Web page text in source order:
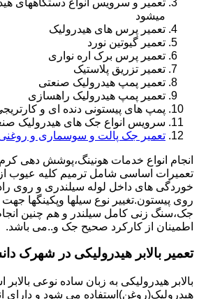
میشود
تعمیر پرس های هیدرولیک
تعمیر گیوتین نورد
تعمیر پرس برک اره نواری
تعمیر تزریق پلاستیک
تعمیر پمپ هیدرولیک صنعتی
تعمیر پمپ هیدرولیک راهسازی
پمپ های پیستونی دنده ای و
سرویس انواع جک های هیدرولیک
تعمیر جک پالت و سوسماری و
انجام انواع خدمات هونینگ،پوشش دهی
تعمیرات اساسی شامل ترمیم کلیه عیوب
خوردگی های داخل لوله سیلندری و روی
روی پیستون.تغییر نوع سیلها وپکینگها جهت
جک،سنگ زنی کامل سیلندر و هم چنین
اطمینان از کارکرد صحیح جک و..می باشد.
تعمیر بالابر هیدرولیکی در شهرک
بالابر هیدرولیکی به زبان ساده نوعی
هیدرولیک(روغن)استفاده می شود و دارای